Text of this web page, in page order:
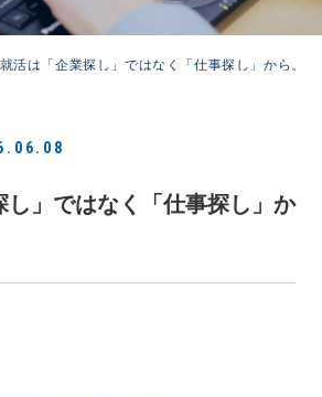
就活は「企業探し」ではなく「仕事探し」から。
」ではなく「仕事探し」か